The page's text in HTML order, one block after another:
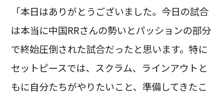
「本日はありがとうございました。今日の試合
は本当に中国RRさんの勢いとパッションの部分
で終始圧倒された試合だったと思います。特に
セットピースでは、スクラム、ラインアウトと
もに自分たちがやりたいこと、準備してきたこ